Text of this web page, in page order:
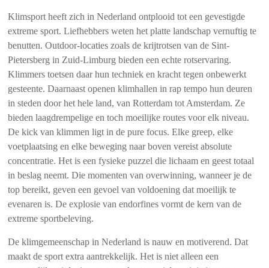
Klimsport heeft zich in Nederland ontplooid tot een gevestigde
extreme sport. Liefhebbers weten het platte landschap vernuftig te
benutten. Outdoor-locaties zoals de krijtrotsen van de Sint-
Pietersberg in Zuid-Limburg bieden een echte rotservaring.
Klimmers toetsen daar hun techniek en kracht tegen onbewerkt
gesteente. Daarnaast openen klimhallen in rap tempo hun deuren
in steden door het hele land, van Rotterdam tot Amsterdam. Ze
bieden laagdrempelige en toch moeilijke routes voor elk niveau.
De kick van klimmen ligt in de pure focus. Elke greep, elke
voetplaatsing en elke beweging naar boven vereist absolute
concentratie. Het is een fysieke puzzel die lichaam en geest totaal
in beslag neemt. Die momenten van overwinning, wanneer je de
top bereikt, geven een gevoel van voldoening dat moeilijk te
evenaren is. De explosie van endorfines vormt de kern van de
extreme sportbeleving.
De klimgemeenschap in Nederland is nauw en motiverend. Dat
maakt de sport extra aantrekkelijk. Het is niet alleen een